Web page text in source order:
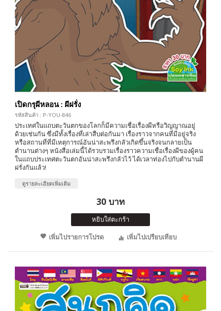
เปิดกรุผีหลอน : ผีฝรั่ง
รหัสสินค้า : P-YOU-846
ประเทศในแถบตะวันตกของโลกก็มีความเชื่อเรื่องผีหรือวิญญาณอยู่
ด้วยเช่นกัน ซึ่งมีทั้งเรื่องที่เล่าสืบต่อกันมา เรื่องราวจากคนที่มีอยู่จริง
หรือสถานที่ที่มีเหตุการณ์อันน่าสะพรึงกลัวเกิดขึ้นจริงจนกลายเป็น
ตำนานต่างๆ หนังสือเล่มนี้ได้รวบรวมเรื่องราวความเชื่อเรื่องผีของผู้คน
ในแถบประเทศตะวันตกอันน่าสะพรึงกลัวไว้ ได้เวลาท่องไปกับตำนานผี
ฝรั่งกันแล้ว!
ดูรายละเอียดเพิ่มเติม
30 บาท
หยิบใส่ตะกร้า
เพิ่มไปรายการโปรด
เพิ่มไปเปรียบเทียบ